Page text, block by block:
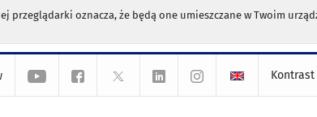
przeglądarki oznacza, że będą one umieszczane w Twoim
Kontrast